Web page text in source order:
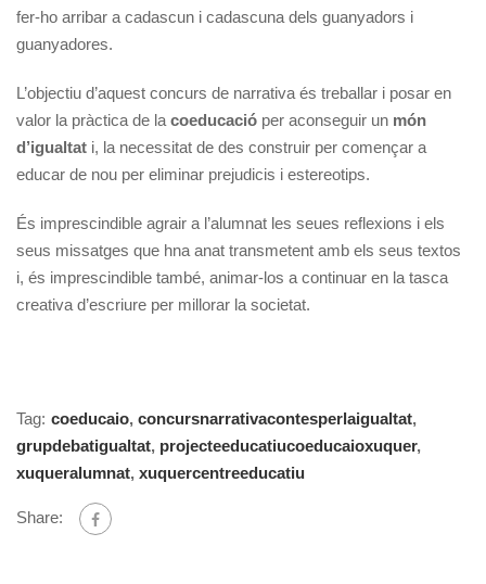
fer-ho arribar a cadascun i cadascuna dels guanyadors i
guanyadores.
L’objectiu d’aquest concurs de narrativa és treballar i posar en
valor la pràctica de la coeducació per aconseguir un món
d’igualtat i, la necessitat de des construir per començar a
educar de nou per eliminar prejudicis i estereotips.
És imprescindible agrair a l’alumnat les seues reflexions i els
seus missatges que hna anat transmetent amb els seus textos
i, és imprescindible també, animar-los a continuar en la tasca
creativa d’escriure per millorar la societat.
Tag: coeducaio, concursnarrativacontesperlaigualtat,
grupdebatigualtat, projecteeducatiucoeducaioxuquer,
xuqueralumnat, xuquercentreeducatiu
Share: